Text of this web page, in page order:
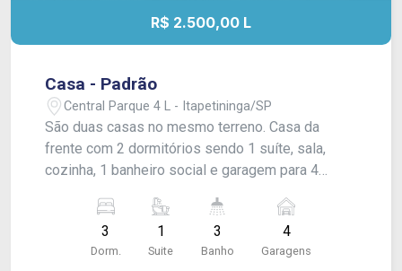
R$ 2.500,00 L
Casa - Padrão
Central Parque 4 L - Itapetininga/SP
São duas casas no mesmo terreno. Casa da
frente com 2 dormitórios sendo 1 suíte, sala,
cozinha, 1 banheiro social e garagem para 4
cozinha e 1 banheiro. Acabamento: forro pvc e
piso frio. #DiaF
3
Dorm.
1
Suite
3
Banho
4
Garagens